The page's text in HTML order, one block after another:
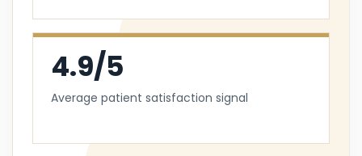
4.9/5
Average patient satisfaction signal